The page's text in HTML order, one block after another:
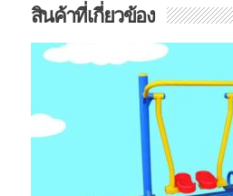
สินค้าที่เกี่ยวข้อง